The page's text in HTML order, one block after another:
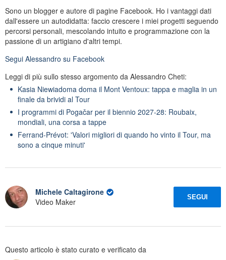
Sono un blogger e autore di pagine Facebook. Ho i vantaggi dati
dall'essere un autodidatta: faccio crescere i miei progetti seguendo
percorsi personali, mescolando intuito e programmazione con la
passione di un artigiano d'altri tempi.
Segui Alessandro su Facebook
Leggi di più sullo stesso argomento da Alessandro Cheti:
Kasia Niewiadoma doma il Mont Ventoux: tappa e maglia in un
finale da brividi al Tour
I programmi di Pogačar per il biennio 2027-28: Roubaix,
mondiali, una corsa a tappe
Ferrand-Prévot: 'Valori migliori di quando ho vinto il Tour, ma
sono a cinque minuti'
Michele Caltagirone
Video Maker
SEGUI
Questo articolo è stato curato e verificato da